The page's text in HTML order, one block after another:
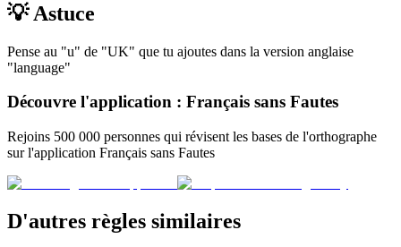
💡 Astuce
Pense au "u" de "UK" que tu ajoutes dans la version anglaise
"language"
Découvre l'application : Français sans Fautes
Rejoins 500 000 personnes qui révisent les bases de l'orthographe
sur l'application Français sans Fautes
D'autres règles similaires